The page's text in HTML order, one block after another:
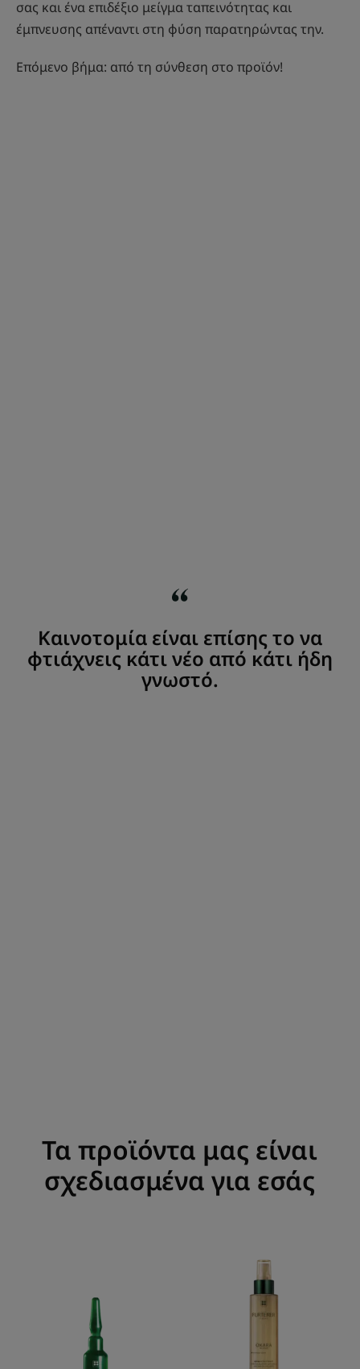
σας και ένα επιδέξιο μείγμα ταπεινότητας και
έμπνευσης απέναντι στη φύση παρατηρώντας την.
Επόμενο βήμα: από τη σύνθεση στο προϊόν!
Καινοτομία είναι επίσης το να
φτιάχνεις κάτι νέο από κάτι ήδη
γνωστό.
Τα προϊόντα μας είναι
σχεδιασμένα για εσάς
της
Αντιδραστικής
Τριχόπτωσης
Σπρέι
λάμψης
για
ξανθά